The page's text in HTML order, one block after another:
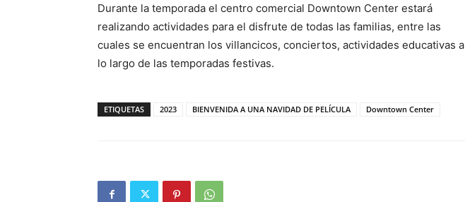
Durante la temporada el centro comercial Downtown Center estará
realizando actividades para el disfrute de todas las familias, entre las
cuales se encuentran los villancicos, conciertos, actividades educativas a
lo largo de las temporadas festivas.
ETIQUETAS 2023 BIENVENIDA A UNA NAVIDAD DE PELÍCULA Downtown Center